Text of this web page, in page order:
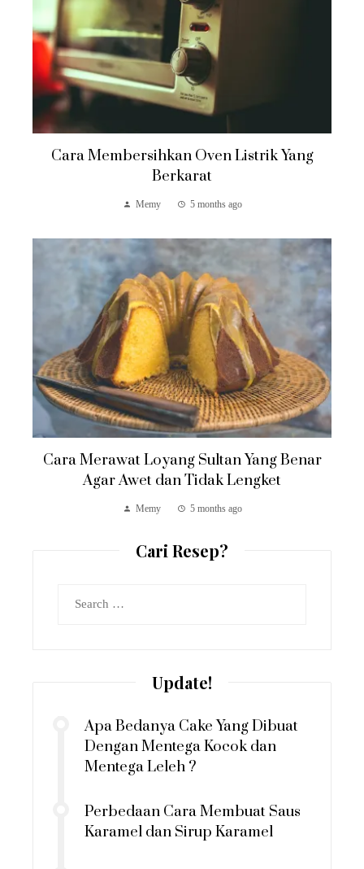
Cara Membersihkan Oven Listrik Yang
Berkarat
Memy 5 months ago
Cara Merawat Loyang Sultan Yang Benar
Agar Awet dan Tidak Lengket
Memy 5 months ago
Cari Resep?
Update!
Apa Bedanya Cake Yang Dibuat
Dengan Mentega Kocok dan
Mentega Leleh ?
Perbedaan Cara Membuat Saus
Karamel dan Sirup Karamel